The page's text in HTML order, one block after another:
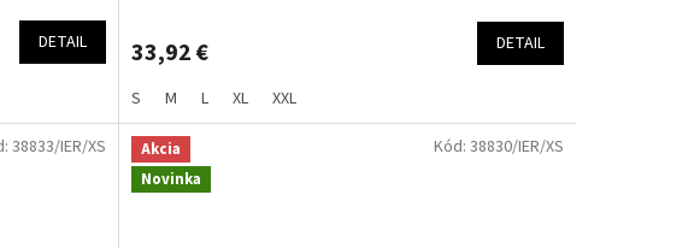
DETAIL 33,92 € DETAIL
S M L XL XXL
38833/IER/XS
Akcia
Novinka
Kód: 38830/IER/XS